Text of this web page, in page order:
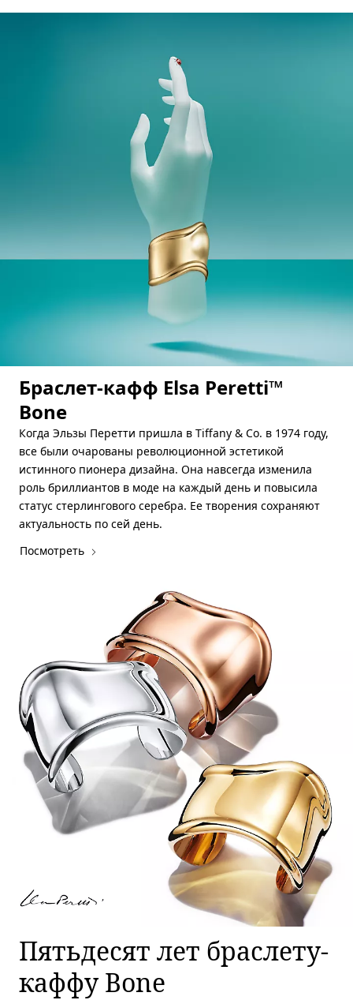
Браслет-кафф Elsa Peretti™
Bone
Когда Эльзы Перетти пришла в Tiffany & Co. в 1974 году,
все были очарованы революционной эстетикой
истинного пионера дизайна. Она навсегда изменила
роль бриллиантов в моде на каждый день и повысила
статус стерлингового серебра. Ее творения сохраняют
актуальность по сей день.
Посмотреть
Пятьдесят лет браслету-
каффу Bone